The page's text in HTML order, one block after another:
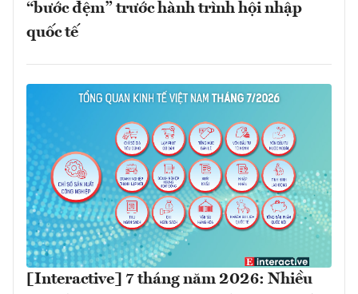
“bước đệm” trước hành trình hội nhập
quốc tế
[Interactive] 7 tháng năm 2026: Nhiều